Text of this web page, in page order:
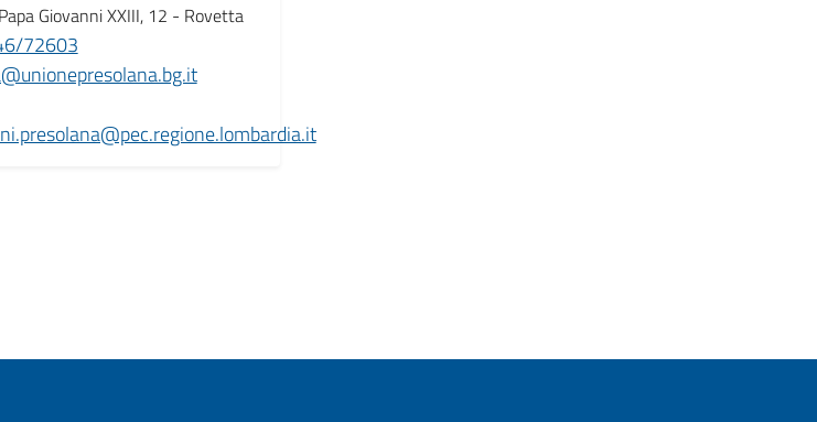
Giovanni XXIII, 12 - Rovetta
72603